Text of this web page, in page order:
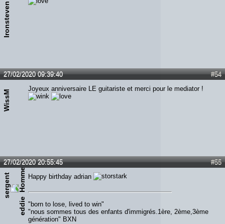
Ironsteven
#54
27/02/2020 09:39:40
WissM
Joyeux anniversaire LE guitariste et merci pour le mediator !
#55
27/02/2020 20:55:45
s
e
r
g
e
n
t
e
d
d
i
e
Happy birthday adrian
"born to lose, lived to win"
"nous sommes tous des enfants d'immigrés.1ère, 2ème,3ème
génération" BXN